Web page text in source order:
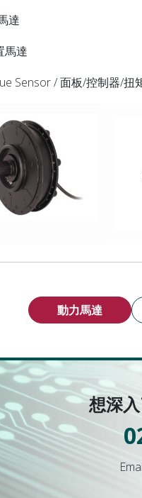
達
馬達
Sensor / 面板/控制器/扭
動力馬達
想深